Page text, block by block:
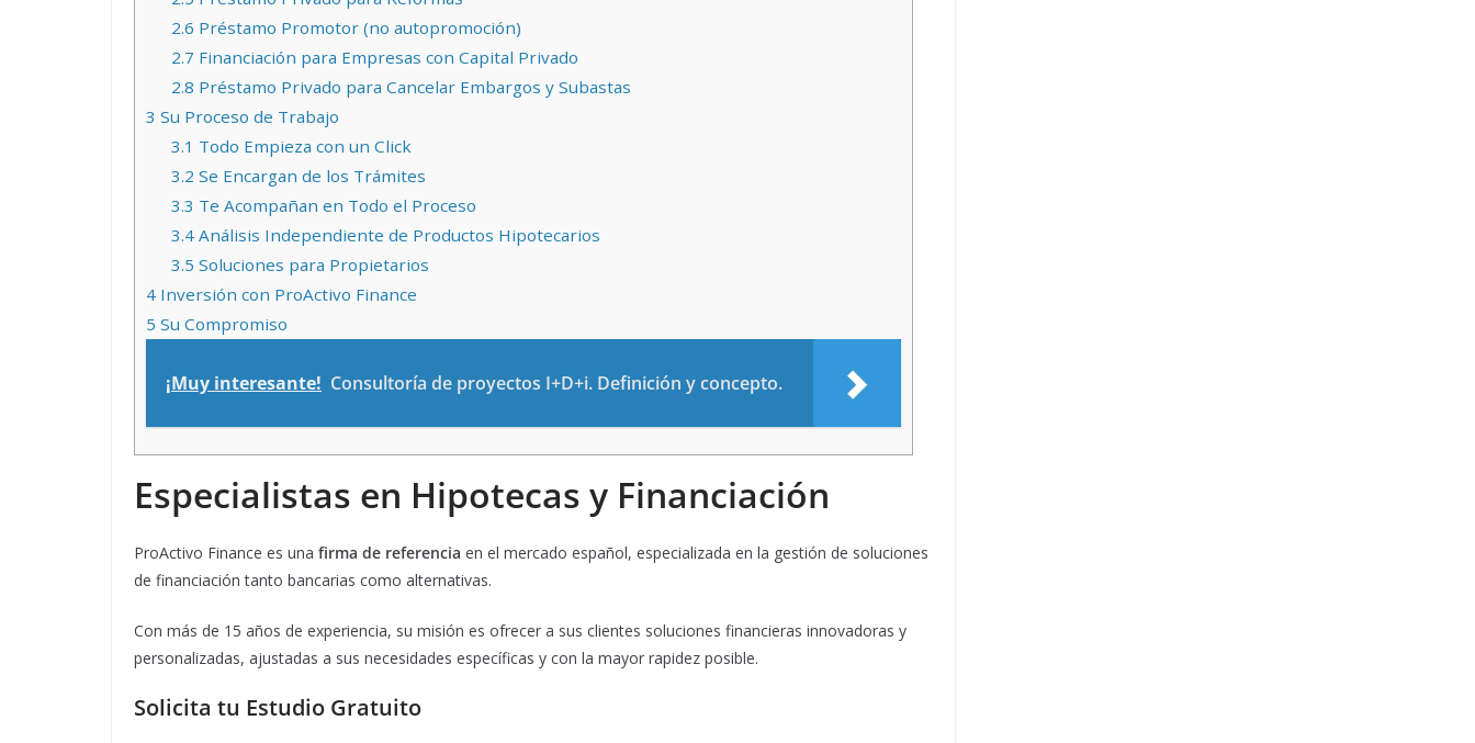
2.6 Préstamo Promotor (no autopromoción)
2.7 Financiación para Empresas con Capital Privado
2.8 Préstamo Privado para Cancelar Embargos y Subastas
3 Su Proceso de Trabajo
3.1 Todo Empieza con un Click
3.2 Se Encargan de los Trámites
3.3 Te Acompañan en Todo el Proceso
3.4Análisis Independiente de Productos Hipotecarios
3.5 Soluciones para Propietarios
4 Inversión con ProActivo Finance
5 Su Compromiso
¡Muy interesante! Consultoría de proyectos I+D+i. Definición y concepto.
Especialistas en Hipotecas y Financiación
ProActivo Finance es una firma de referencia en el mercado español, especializada en la gestión de soluciones
de financiación tanto bancarias como alternativas.
Con más de 15 años de experiencia, su misión es ofrecer a sus clientes soluciones financieras innovadoras y
personalizadas, ajustadas a sus necesidades específicas y con la mayor rapidez posible.
Solicita tu Estudio Gratuito